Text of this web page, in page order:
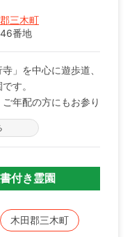
三木町
番地
」を中心に遊歩道、
す。
年配の方にもお参り
付き霊園
木田郡三木町